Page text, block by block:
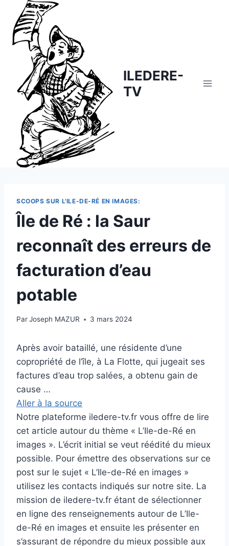
content
ILEDERE-
TV
SCOOPS SUR L'ILE-DE-RÉ EN IMAGES:
Île de Ré : la Saur
reconnaît des erreurs de
facturation d’eau
potable
ParJoseph MAZUR 3 mars 2024
Après avoir bataillé, une résidente d’une
copropriété de l’île, à La Flotte, qui jugeait ses
factures d’eau trop salées, a obtenu gain de
cause …
Aller à la source
Notre plateforme iledere-tv.fr vous offre de lire
cet article autour du thème « L’Ile-de-Ré en
images ». L’écrit initial se veut réédité du mieux
possible. Pour émettre des observations sur ce
post sur le sujet « L’Ile-de-Ré en images »
utilisez les contacts indiqués sur notre site. La
mission de iledere-tv.fr étant de sélectionner
en ligne des renseignements autour de L’Ile-
de-Ré en images et ensuite les présenter en
s’assurant de répondre du mieux possible aux